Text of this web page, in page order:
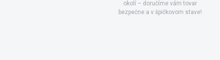
okolí – doručíme vám tovar
bezpečne a v špičkovom stave!